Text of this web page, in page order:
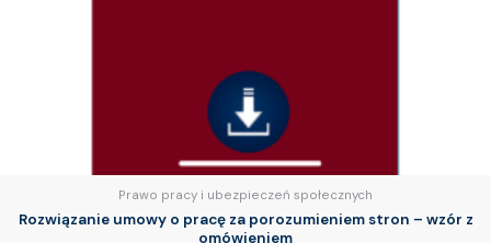
Prawo pracy i ubezpieczeń społecznych
Rozwiązanie umowy o pracę za porozumieniem stron – wzór z
omówieniem